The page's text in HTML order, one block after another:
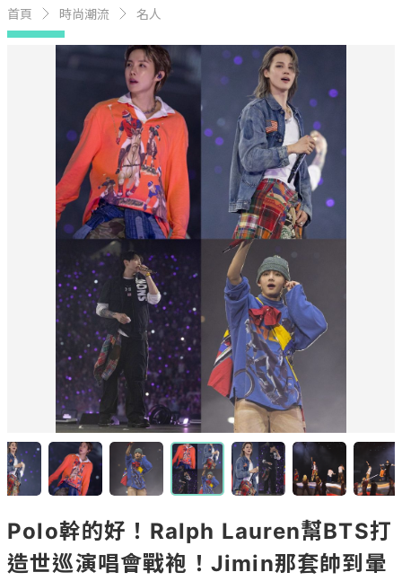
首頁 時尚潮流 名人
Polo幹的好！Ralph Lauren幫BTS打
造世巡演唱會戰袍！Jimin那套帥到暈